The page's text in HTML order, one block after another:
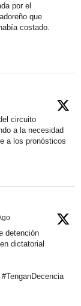
por el
que
costado.
circuito
a la necesidad
a los pronósticos
detención
dictatorial
#TenganDecencia